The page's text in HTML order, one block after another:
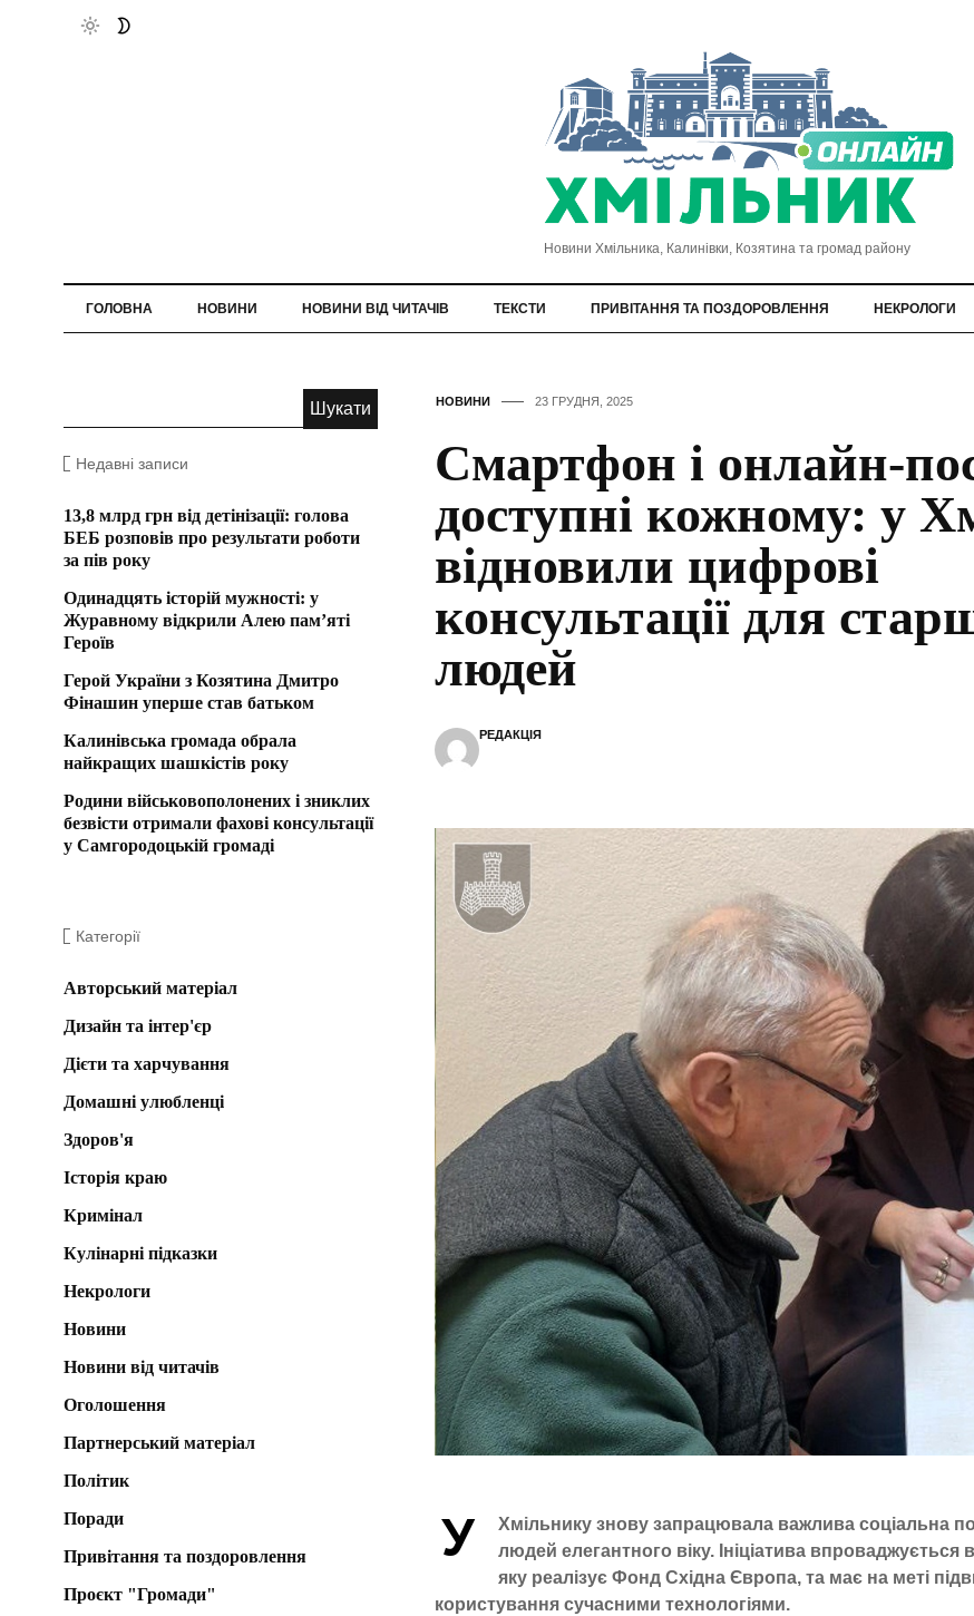
Новини Хмільника, Калинівки, Козятина та громад району
ГОЛОВНА НОВИНИ НОВИНИ ВІД ЧИТАЧІВ ТЕКСТИ ПРИВІТАННЯ ТА ПОЗДОРОВЛЕННЯ НЕКРОЛОГИ
НОВИНИ 23 ГРУДНЯ, 2025
Смартфон і онлайн-
доступні кожному: у
відновили цифрові
консультації для
людей
РЕДАКЦІЯ
У
Хмільнику знову запрацювала важлива соціальна
людей елегантного віку. Ініціатива
яку реалізує Фонд Східна Європа, та має на меті
користування сучасними технологіями.
Недавні записи
13,8 млрд грн від детінізації: голова
БЕБ розповів про результати роботи
за пів року
Одинадцять історій мужності: у
Журавному відкрили Алею пам’яті
Героїв
Герой України з Козятина Дмитро
Фінашин уперше став батьком
Калинівська громада обрала
найкращих шашкістів року
Родини військовополонених і зниклих
безвісти отримали фахові консультації
у Самгородоцькій громаді
Категорії
Авторський матеріал
Дизайн та інтер'єр
Дієти та харчування
Домашні улюбленці
Здоров'я
Історія краю
Кримінал
Кулінарні підказки
Некрологи
Новини
Новини від читачів
Оголошення
Партнерський матеріал
Політик
Поради
Привітання та поздоровлення
Проєкт "Громади"